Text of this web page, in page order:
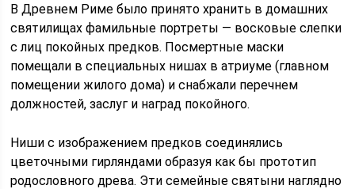
В Древнем Риме было принято хранить в домашних
святилищах фамильные портреты — восковые слепки
с лиц покойных предков. Посмертные маски
помещали в специальных нишах в атриуме (главном
помещении жилого дома) и снабжали перечнем
должностей, заслуг и наград покойного.
Ниши с изображением предков соединялись
цветочными гирляндами образуя как бы прототип
родословного древа. Эти семейные святыни наглядно